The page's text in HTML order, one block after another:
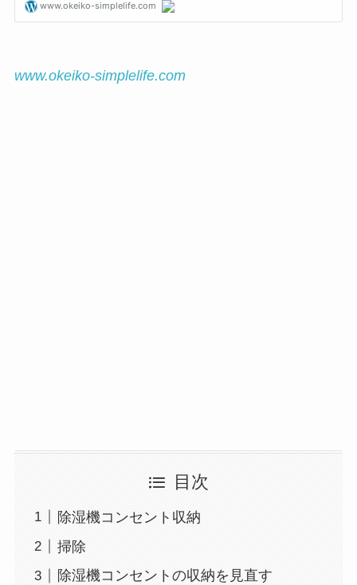
www.okeiko-simplelife.com
目次
除湿機コンセント収納
掃除
除湿機コンセントの収納を見直す